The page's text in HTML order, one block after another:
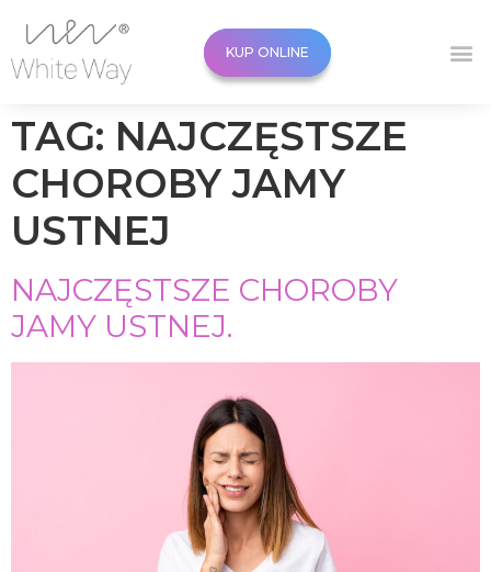
KUP ONLINE
TAG: NAJCZĘSTSZE
CHOROBY JAMY
USTNEJ
NAJCZĘSTSZE CHOROBY
JAMY USTNEJ.